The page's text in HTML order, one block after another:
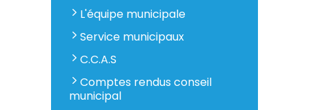
L'équipe municipale
Service municipaux
C.C.A.S
Comptes rendus conseil
municipal